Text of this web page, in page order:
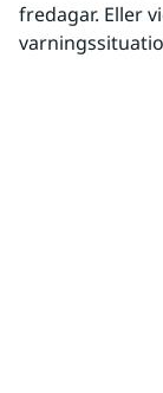
fredagar. Eller